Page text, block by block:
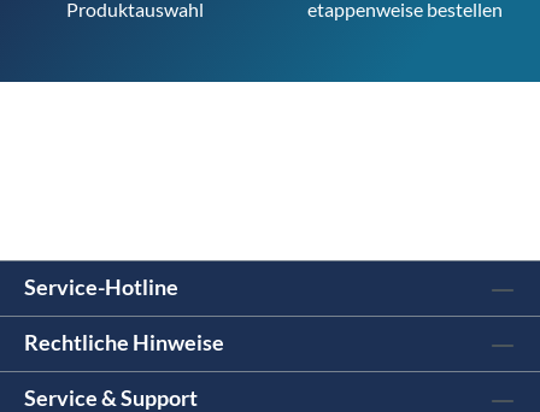
Produktauswahl
etappenweise bestellen
Service-Hotline
Rechtliche Hinweise
Service & Support